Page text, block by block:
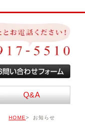
Q&A
HOME お知らせ